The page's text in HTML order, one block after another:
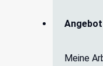
Angebot
Meine